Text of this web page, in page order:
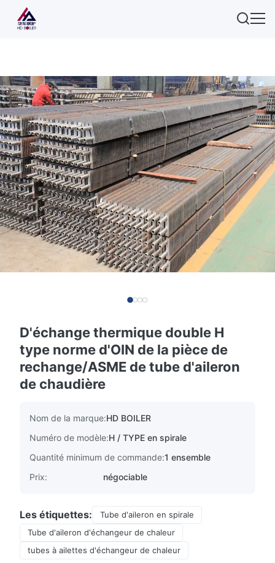
D'échange thermique double H
type norme d'OIN de la pièce de
rechange/ASME de tube d'aileron
de chaudière
Nom de la marque:HD BOILER
Numéro de modèle:H / TYPE en spirale
Quantité minimum de commande:1 ensemble
Prix:
négociable
Les étiquettes:
Tube d'aileron en spirale
Tube d'aileron d'échangeur de chaleur
tubes à ailettes d'échangeur de chaleur